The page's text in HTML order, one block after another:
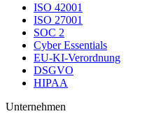
ISO 42001
ISO 27001
SOC 2
Cyber Essentials
EU-KI-Verordnung
DSGVO
HIPAA
Unternehmen